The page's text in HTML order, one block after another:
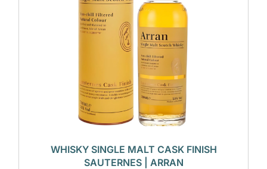
WHISKY SINGLE MALT CASK FINISH
SAUTERNES | ARRAN